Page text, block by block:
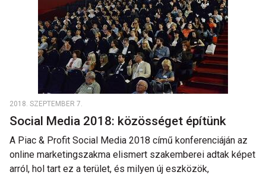
2018. SZEPTEMBER 7.
Social Media 2018: közösséget építünk
A Piac & Profit Social Media 2018 című konferenciáján az
online marketingszakma elismert szakemberei adtak képet
arról, hol tart ez a terület, és milyen új eszközök,